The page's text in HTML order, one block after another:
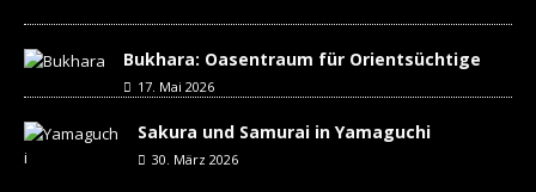
Bukhara: Oasentraum für Orientsüchtige
17. Mai 2026
Sakura und Samurai in Yamaguchi
30. März 2026